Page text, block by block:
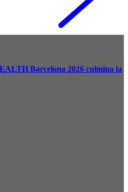
Barcelona 2026 culmina la